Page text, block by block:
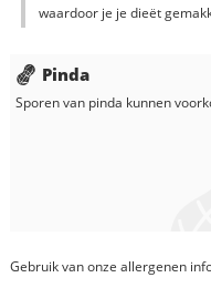
waardoor je je dieët
Pinda
Sporen van pinda kunnen
Gebruik van onze allergenen